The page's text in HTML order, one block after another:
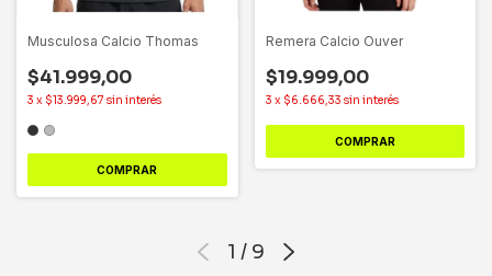
Musculosa Calcio Thomas
$41.999,00
3 x $13.999,67 sin interés
COMPRAR
Remera Calcio Ouver
$19.999,00
3 x $6.666,33 sin interés
COMPRAR
1 / 9